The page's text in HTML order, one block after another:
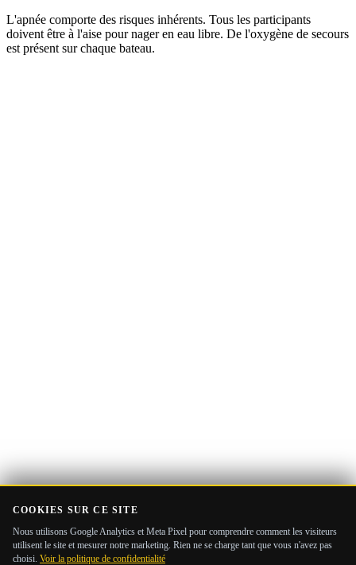
L'apnée comporte des risques inhérents. Tous les participants
doivent être à l'aise pour nager en eau libre. De l'oxygène de secours
est présent sur chaque bateau.
COOKIES SUR CE SITE
Nous utilisons Google Analytics et Meta Pixel pour comprendre comment les visiteurs
utilisent le site et mesurer notre marketing. Rien ne se charge tant que vous n'avez pas
choisi. Voir la politique de confidentialité